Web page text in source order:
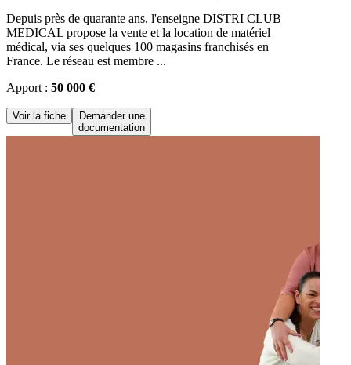
Depuis près de quarante ans, l'enseigne DISTRI CLUB
MEDICAL propose la vente et la location de matériel
médical, via ses quelques 100 magasins franchisés en
France. Le réseau est membre ...
Apport : 50 000 €
Voir la fiche
Demander une
documentation